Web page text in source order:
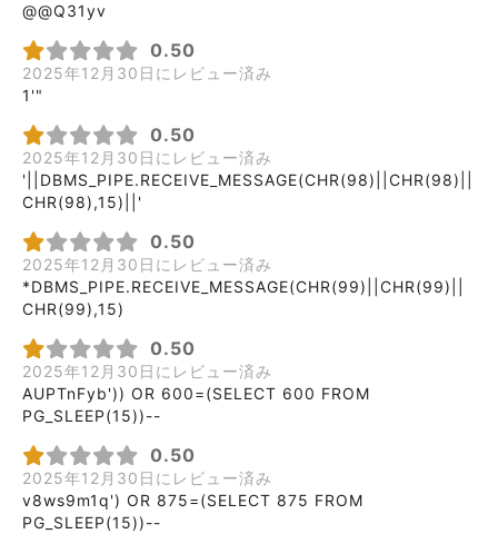
@@Q31yv
0.50
2025年12月30日にレビュー済み
1'"
0.50
2025年12月30日にレビュー済み
'||DBMS_PIPE.RECEIVE_MESSAGE(CHR(98)||CHR(98)||
CHR(98),15)||'
0.50
2025年12月30日にレビュー済み
*DBMS_PIPE.RECEIVE_MESSAGE(CHR(99)||CHR(99)||
CHR(99),15)
0.50
2025年12月30日にレビュー済み
AUPTnFyb')) OR 600=(SELECT 600 FROM
PG_SLEEP(15))--
0.50
2025年12月30日にレビュー済み
v8ws9m1q') OR 875=(SELECT 875 FROM
PG_SLEEP(15))--